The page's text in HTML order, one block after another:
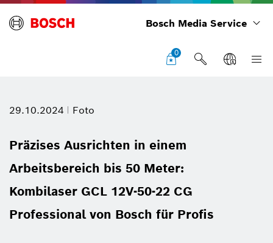
Bosch Media Service
0
29.10.2024 Foto
Präzises Ausrichten in einem
Arbeitsbereich bis 50 Meter:
Kombilaser GCL 12V-50-22 CG
Professional von Bosch für Profis